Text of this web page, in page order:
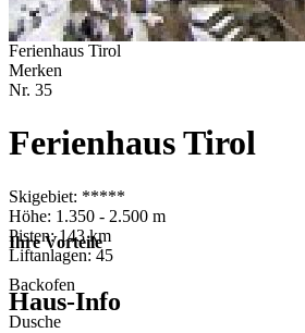
Ferienhaus Tirol
Merken
Nr. 35
Ferienhaus Tirol
Skigebiet: *****
Höhe: 1.350 - 2.500 m
Pisten: 143 km
Liftanlagen: 45
Haus-Info
Ihre Vorteile
Backofen
Dusche